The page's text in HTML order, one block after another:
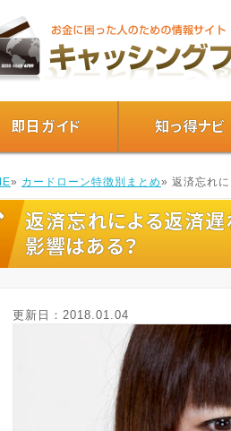
即日ガイド 知っ得ナビ
» カードローン特徴別まとめ» 返済忘れ
返済忘れによる返済
影響はある？
更新日： 2018.01.04